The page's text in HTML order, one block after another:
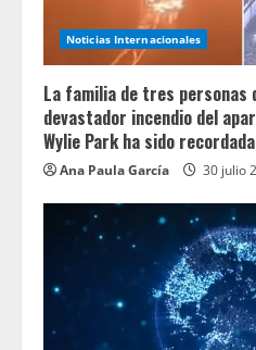
Noticias Internacionales
La familia de tres personas
devastador incendio del
Wylie Park ha sido
Ana Paula García 30 julio